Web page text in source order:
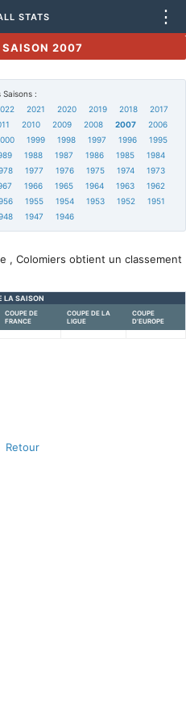
STATS ⋮
SAISON 2007
:
2021 2020 2019 2018
2017
2010 2009 2008 2007
2006
1999 1998 1997 1996
1995
1988 1987 1986 1985
1984
1977 1976 1975 1974
1973
1966 1965 1964 1963
1962
1955 1954 1953 1952
1951
1947 1946
, Colomiers obtient un classement
LA SAISON
COUPE DE
FRANCE
COUPE DE LA
LIGUE
COUPE
D'EUROPE
Retour